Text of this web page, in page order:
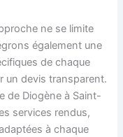
ne se limite
également une
de chaque
un devis transparent.
de Diogène à Saint-
services rendus,
à chaque